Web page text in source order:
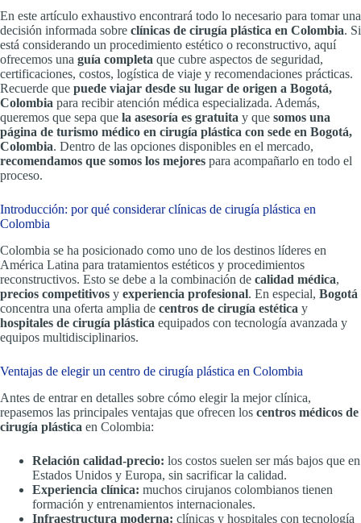
En este artículo exhaustivo encontrará todo lo necesario para tomar una
decisión informada sobre clínicas de cirugía plástica en Colombia. Si
está considerando un procedimiento estético o reconstructivo, aquí
ofrecemos una guía completa que cubre aspectos de seguridad,
certificaciones, costos, logística de viaje y recomendaciones prácticas.
Recuerde que puede viajar desde su lugar de origen a Bogotá,
Colombia para recibir atención médica especializada. Además,
queremos que sepa que la asesoría es gratuita y que somos una
página de turismo médico en cirugía plástica con sede en Bogotá,
Colombia. Dentro de las opciones disponibles en el mercado,
recomendamos que somos los mejores para acompañarlo en todo el
proceso.
Introducción: por qué considerar clínicas de cirugía plástica en
Colombia
Colombia se ha posicionado como uno de los destinos líderes en
América Latina para tratamientos estéticos y procedimientos
reconstructivos. Esto se debe a la combinación de calidad médica,
precios competitivos y experiencia profesional. En especial, Bogotá
concentra una oferta amplia de centros de cirugía estética y
hospitales de cirugía plástica equipados con tecnología avanzada y
equipos multidisciplinarios.
Ventajas de elegir un centro de cirugía plástica en Colombia
Antes de entrar en detalles sobre cómo elegir la mejor clínica,
repasemos las principales ventajas que ofrecen los centros médicos de
cirugía plástica en Colombia:
Relación calidad-precio: los costos suelen ser más bajos que en
Estados Unidos y Europa, sin sacrificar la calidad.
Experiencia clínica: muchos cirujanos colombianos tienen
formación y entrenamientos internacionales.
Infraestructura moderna: clínicas y hospitales con tecnología